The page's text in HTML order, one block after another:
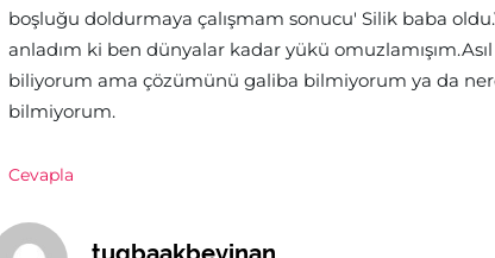
boşluğu doldurmaya çalışmam sonucu' Silik baba
anladım ki ben dünyalar kadar yükü
biliyorum ama çözümünü galiba bilmiyorum ya da
bilmiyorum.
Cevapla